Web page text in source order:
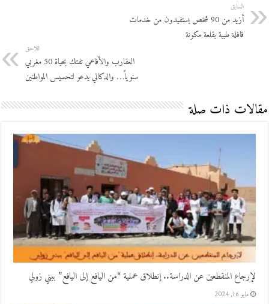
السابق
أزيد من 90 شخص يستفيدون من خدمات
قافلة طبية بقلعة مكونة
اللاحق
العقارب والأفاعي تفتك بحياة 50 مغربي
سنوياً‎… والدكالي يدعو لتحسيس المواطنين
مقالات ذات صلة
لإرجاع المنقطعين عن الدراسة.. إنطلاق عملية “من اليافع إلى اليافع” ببني زولي
مايو 16, 2024